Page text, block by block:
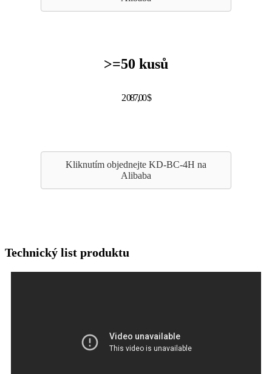
>=50 kusů
2 087,00 $
Kliknutím objednejte KD-BC-4H na
Alibaba
Technický list produktu